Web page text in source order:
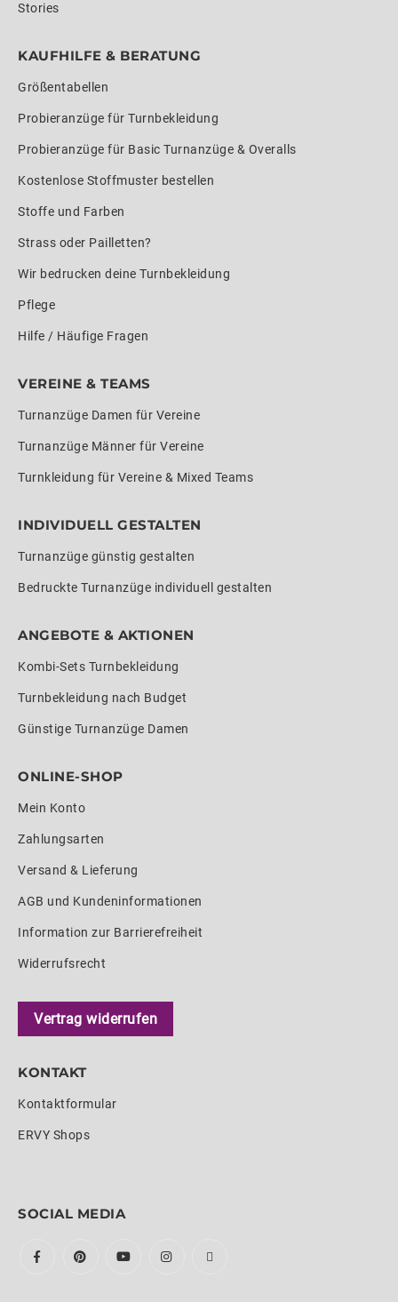
Stories
KAUFHILFE & BERATUNG
Größentabellen
Probieranzüge für Turnbekleidung
Probieranzüge für Basic Turnanzüge & Overalls
Kostenlose Stoffmuster bestellen
Stoffe und Farben
Strass oder Pailletten?
Wir bedrucken deine Turnbekleidung
Pflege
Hilfe / Häufige Fragen
VEREINE & TEAMS
Turnanzüge Damen für Vereine
Turnanzüge Männer für Vereine
Turnkleidung für Vereine & Mixed Teams
INDIVIDUELL GESTALTEN
Turnanzüge günstig gestalten
Bedruckte Turnanzüge individuell gestalten
ANGEBOTE & AKTIONEN
Kombi-Sets Turnbekleidung
Turnbekleidung nach Budget
Günstige Turnanzüge Damen
ONLINE-SHOP
Mein Konto
Zahlungsarten
Versand & Lieferung
AGB und Kundeninformationen
Information zur Barrierefreiheit
Widerrufsrecht
Vertrag widerrufen
KONTAKT
Kontaktformular
ERVY Shops
SOCIAL MEDIA